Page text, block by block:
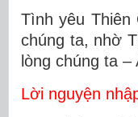
Tình yêu Thiên
chúng ta, nhờ
lòng chúng ta –
Lời nguyện